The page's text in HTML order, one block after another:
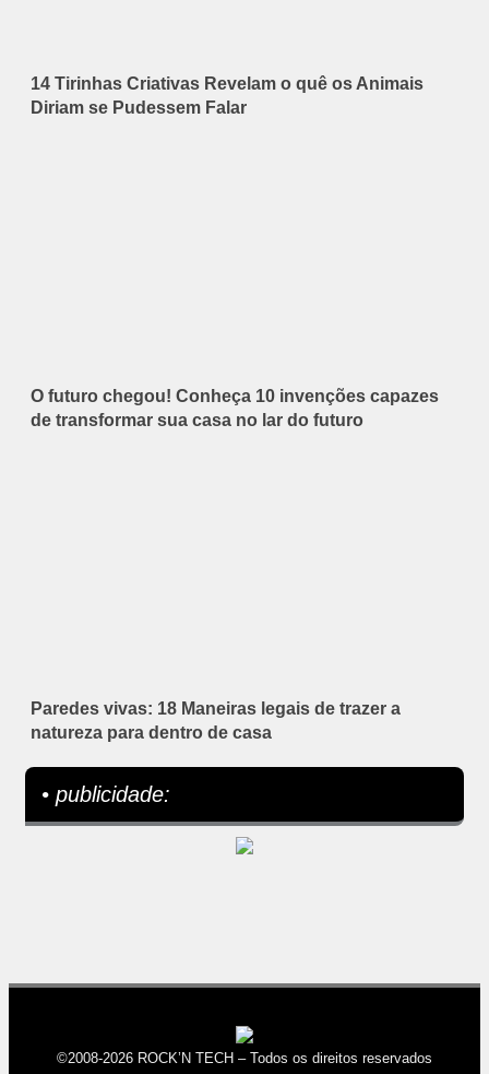
14 Tirinhas Criativas Revelam o quê os Animais
Diriam se Pudessem Falar
O futuro chegou! Conheça 10 invenções capazes
de transformar sua casa no lar do futuro
Paredes vivas: 18 Maneiras legais de trazer a
natureza para dentro de casa
• publicidade:
©2008-2026 ROCK’N TECH – Todos os direitos reservados